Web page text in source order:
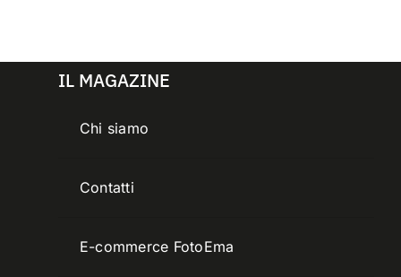
IL MAGAZINE
Chi siamo
Contatti
E-commerce FotoEma